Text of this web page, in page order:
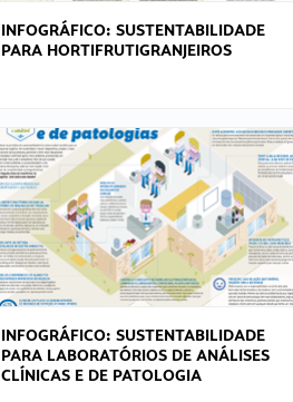
INFOGRÁFICO: SUSTENTABILIDADE
PARA HORTIFRUTIGRANJEIROS
INFOGRÁFICO: SUSTENTABILIDADE
PARA LABORATÓRIOS DE ANÁLISES
CLÍNICAS E DE PATOLOGIA